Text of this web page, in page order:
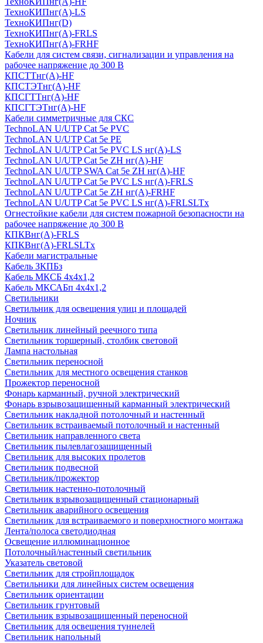
ТеxноКИПнг(A)-LS
ТеxноКИПнг(D)
ТехноКИПнг(A)-FRLS
ТехноКИПнг(A)-FRHF
Кабели для систем связи, сигнализации и управления на
рабочее напряжение до 300 В
КПСТТнг(A)-HF
КПСТЭТнг(A)-HF
КПСГТТнг(A)-HF
КПСГТЭТнг(A)-HF
Кабели симметричные для СКС
TechnoLAN U/UTP Cat 5e PVC
TechnoLAN U/UTP Cat 5e PE
TechnoLAN U/UTP Cat 5e PVC LS нг(A)-LS
TechnoLAN U/UTP Cat 5e ZH нг(A)-HF
TechnoLAN U/UTP SWA Cat 5e ZH нг(A)-HF
TechnoLAN U/UTP Cat 5e PVC LS нг(A)-FRLS
TechnoLAN U/UTP Cat 5e ZH нг(A)-FRHF
TechnoLAN U/UTP Cat 5e PVC LS нг(A)-FRLSLTx
Огнестойкие кабели для систем пожарной безопасности на
рабочее напряжение до 300 В
КПКВнг(A)-FRLS
КПКВнг(A)-FRLSLTx
Кабели магистральные
Кабель ЗКПБз
Кабель МКСБ 4х4х1,2
Кабель МКСАБп 4х4х1,2
Светильники
Светильник для освещения улиц и площадей
Ночник
Светильник линейный реечного типа
Светильник торшерный, столбик световой
Лампа настольная
Светильник переносной
Светильник для местного освещения станков
Прожектор переносной
Фонарь карманный, ручной электрический
Фонарь взрывозащищенный карманный электрический
Светильник накладной потолочный и настенный
Светильник встраиваемый потолочный и настенный
Светильник направленного света
Светильник пылевлагозащищенный
Светильник для высоких пролетов
Светильник подвесной
Светильник/прожектор
Светильник настенно-потолочный
Светильник взрывозащищенный стационарный
Светильник аварийного освещения
Светильник для встраиваемого и поверхностного монтажа
Лента/полоса светодиодная
Освещение иллюминационное
Потолочный/настенный светильник
Указатель световой
Светильник для стройплощадок
Светильники для линейных систем освещения
Светильник ориентации
Светильник грунтовый
Светильник взрывозащищенный переносной
Светильник для освещения туннелей
Светильник напольный